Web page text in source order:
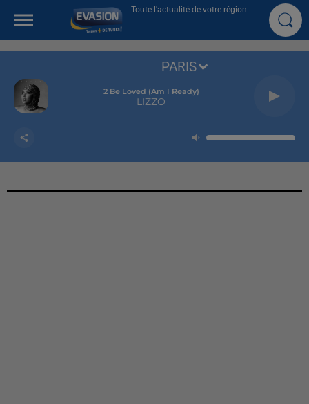
Toute l'actualité de votre région
2 Be Loved (am I Ready)
LIZZO
PARIS